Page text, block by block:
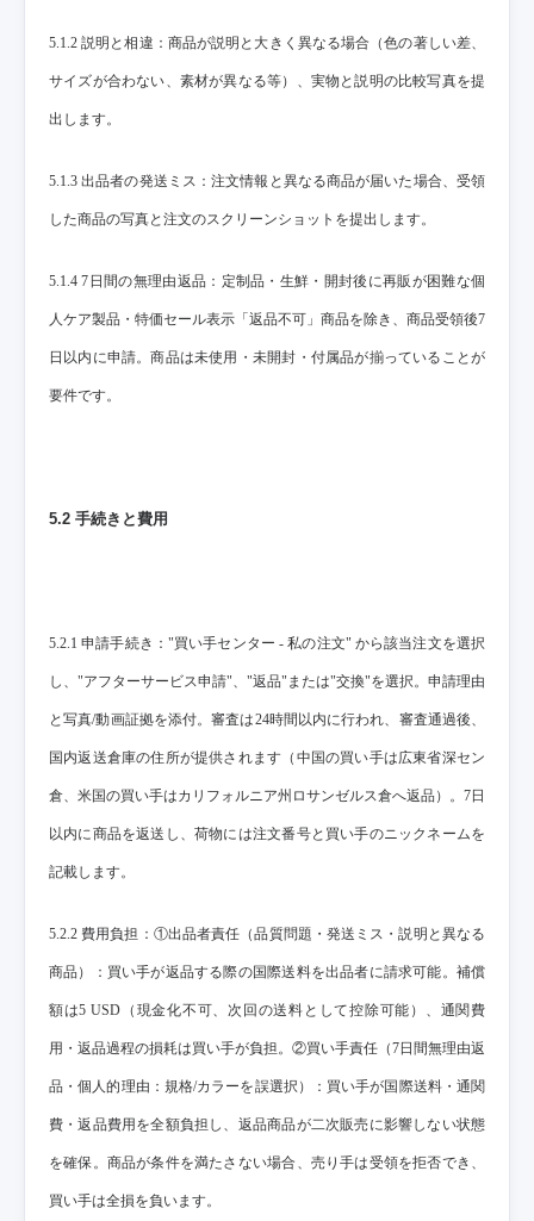
5.1.2 説明と相違：商品が説明と大きく異なる場合（色の著しい差、
サイズが合わない、素材が異なる等）、実物と説明の比較写真を提
出します。
5.1.3 出品者の発送ミス：注文情報と異なる商品が届いた場合、受領
した商品の写真と注文のスクリーンショットを提出します。
5.1.4 7日間の無理由返品：定制品・生鮮・開封後に再販が困難な個
人ケア製品・特価セール表示「返品不可」商品を除き、商品受領後7
日以内に申請。商品は未使用・未開封・付属品が揃っていることが
要件です。
5.2 手続きと費用
5.2.1 申請手続き："買い手センター - 私の注文" から該当注文を選択
し、"アフターサービス申請"、"返品"または"交換"を選択。申請理由
と写真/動画証拠を添付。審査は24時間以内に行われ、審査通過後、
国内返送倉庫の住所が提供されます（中国の買い手は広東省深セン
倉、米国の買い手はカリフォルニア州ロサンゼルス倉へ返品）。7日
以内に商品を返送し、荷物には注文番号と買い手のニックネームを
記載します。
5.2.2 費用負担：①出品者責任（品質問題・発送ミス・説明と異なる
商品）：買い手が返品する際の国際送料を出品者に請求可能。補償
額は5 USD（現金化不可、次回の送料として控除可能）、通関費
用・返品過程の損耗は買い手が負担。②買い手責任（7日間無理由返
品・個人的理由：規格/カラーを誤選択）：買い手が国際送料・通関
費・返品費用を全額負担し、返品商品が二次販売に影響しない状態
を確保。商品が条件を満たさない場合、売り手は受領を拒否でき、
買い手は全損を負います。